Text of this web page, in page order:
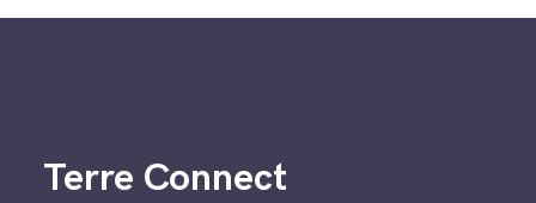
Terre Connect